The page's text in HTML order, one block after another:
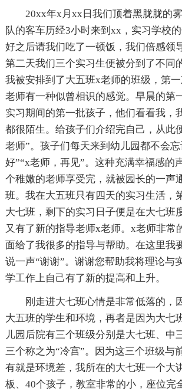
20xx年x月xx日我们顶着黑胧胧的
队的客车历经3小时来到xx，实习学校
好之后请我们吃了一顿饭，我们倍感领
第二天我们三个实习生便被分到了不同
我被安排到了大五班x老师的班级，第
老师有一种似曾相识的感觉。早晨的第
实习期间的第一批孩子，他们看看我，
都很陌生。给孩子们介绍完自己，从此
老师”。孩子们每天来到幼儿园都不会
好”“x老师，再见”。这种充满幸福感的
个稚嫩的老师享受完，就被园长的一声
班。我在大五班只有四天的实习生活，
大七班，剩下的实习日子便是在大七班
又有了新的指导老师x老师。x老师非常
面给了我很多的指导与帮助。在这里我
说一声“谢谢”。谢谢您帮助我将理论与
学工作上自己有了新的提高和上升。
刚走进大七班心情是非常低落的，
大五班的学生和环境，再者是因为大七
儿园后院有三个班级分别是大七班、中
三个称之为“冷宫”。因为这三个班级与
有就是环境差，我所在的大七班一个大
板、40个孩子，教室非常的小，座位完